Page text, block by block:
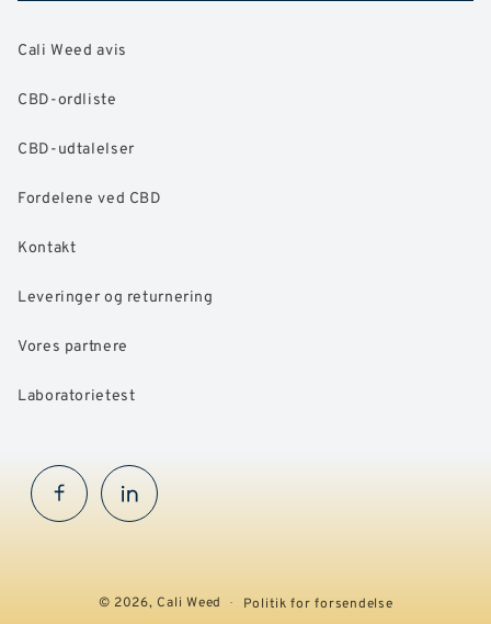
Cali Weed avis
CBD-ordliste
CBD-udtalelser
Fordelene ved CBD
Kontakt
Leveringer og returnering
Vores partnere
Laboratorietest
FacebookInstaGram
© 2026,Cali Weed Politik for forsendelse